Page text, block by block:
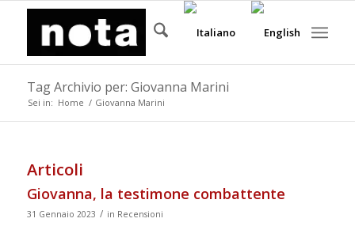
Tag Archivio per: Giovanna Marini
Sei in: Home / Giovanna Marini
Articoli
Giovanna, la testimone combattente
31 Gennaio 2023 / in Recensioni